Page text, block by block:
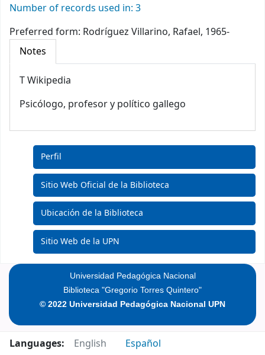
Perfil
Sitio Web Oficial de la Biblioteca
Ubicación de la Biblioteca
Sitio Web de la UPN
Number of records used in: 3
Preferred form: Rodríguez Villarino, Rafael, 1965-
Notes
T Wikipedia
Psicólogo, profesor y político gallego
Universidad Pedagógica Nacional
Biblioteca "Gregorio Torres Quintero"
© 2022 Universidad Pedagógica Nacional UPN
Languages: English Español